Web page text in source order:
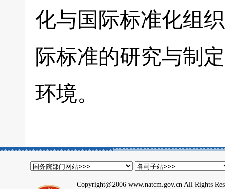
化与国际标准化组
际标准的研究与制
环境。
Copyright@2006 www.natcm.gov.cn All Rights